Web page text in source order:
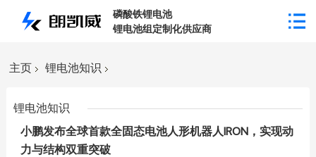
磷酸铁锂电池
锂电池组定制化供应商
主页 锂电池知识
锂电池知识
小鹏发布全球首款全固态电池人形机器人IRON，实现动
力与结构双重突破